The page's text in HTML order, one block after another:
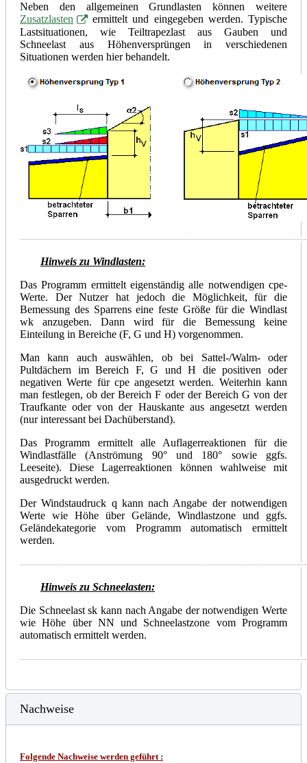
Neben den allgemeinen Grundlasten können weitere
Zusatzlasten
ermittelt und eingegeben werden. Typische
Lastsituationen, wie Teiltrapezlast aus Gauben und
Schneelast aus Höhenversprüngen in verschiedenen
Situationen werden hier behandelt.
Hinweis zu Windlasten:
Das Programm ermittelt eigenständig alle notwendigen cpe-
Werte. Der Nutzer hat jedoch die Möglichkeit, für die
Bemessung des Sparrens eine feste Größe für die Windlast
wk anzugeben. Dann wird für die Bemessung keine
Einteilung in Bereiche (F, G und H) vorgenommen.
Man kann auch auswählen, ob bei Sattel-/Walm- oder
Pultdächern im Bereich F, G und H die positiven oder
negativen Werte für cpe angesetzt werden. Weiterhin kann
man festlegen, ob der Bereich F oder der Bereich G von der
Traufkante oder von der Hauskante aus angesetzt werden
(nur interessant bei Dachüberstand).
Das Programm ermittelt alle Auflagerreaktionen für die
Windlastfälle (Anströmung 90° und 180° sowie ggfs.
Leeseite). Diese Lagerreaktionen können wahlweise mit
ausgedruckt werden.
Der Windstaudruck q kann nach Angabe der notwendigen
Werte wie Höhe über Gelände, Windlastzone und ggfs.
Geländekategorie vom Programm automatisch ermittelt
werden.
Hinweis zu Schneelasten:
Die Schneelast sk kann nach Angabe der notwendigen Werte
wie Höhe über NN und Schneelastzone vom Programm
automatisch ermittelt werden.
Nachweise
Folgende Nachweise werden geführt :